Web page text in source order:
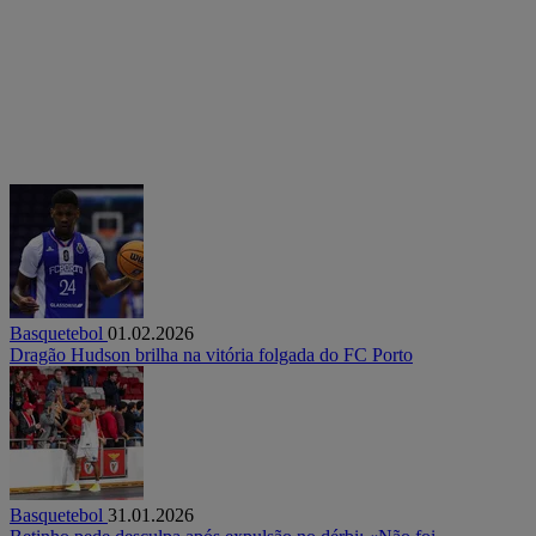
Basquetebol 01.02.2026
Dragão Hudson brilha na vitória folgada do FC Porto
Basquetebol 31.01.2026